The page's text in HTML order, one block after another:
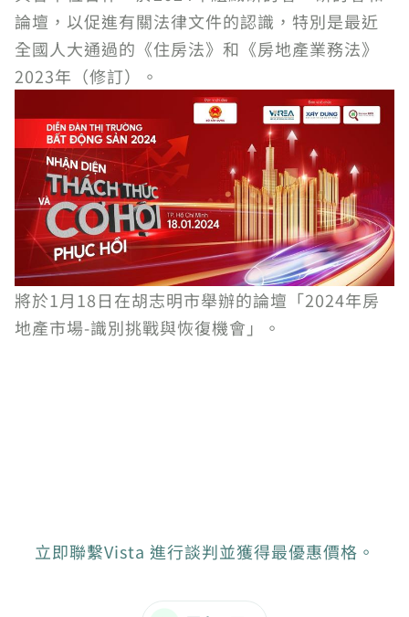
論壇，以促進有關法律文件的認識，特別是最近
全國人大通過的《住房法》和《房地產業務法》
2023年（修訂）。
將於1月18日在胡志明市舉辦的論壇「2024年房
地產市場-識別挑戰與恢復機會」。
立即聯繫Vista 進行談判並獲得最優惠價格。